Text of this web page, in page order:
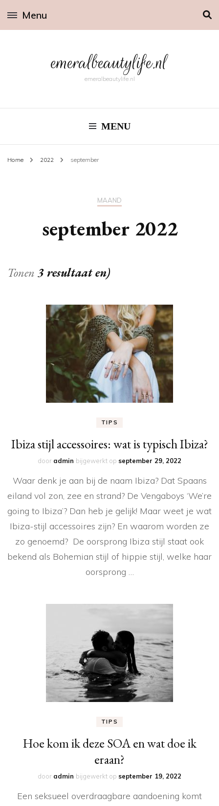
Menu
emeralbeautylife.nl
emeralbeautylife.nl
MENU
Home 2022 september
MAAND
september 2022
Tonen 3 resultaat en)
TIPS
Ibiza stijl accessoires: wat is typisch Ibiza?
door admin bijgewerkt op september 29, 2022
Waar denk je aan bij de naam Ibiza? Dat Spaans
eiland vol zon, zee en strand? De Vengaboys ‘We’re
going to Ibiza’? Dan heb je gelijk! Maar weet je wat
Ibiza-stijl accessoires zijn? En waarom worden ze
zo genoemd? De oorsprong Ibiza stijl staat ook
bekend als Bohemian stijl of hippie stijl, welke haar
oorsprong …
TIPS
Hoe kom ik deze SOA en wat doe ik
eraan?
door admin bijgewerkt op september 19, 2022
Een seksueel overdraagbare aandoening komt